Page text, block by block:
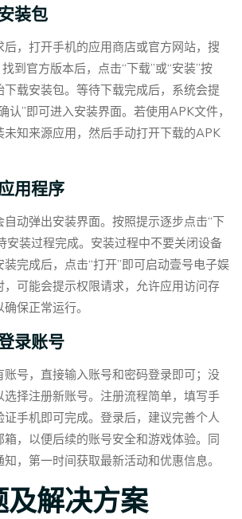
装包
，打开手机的应用商店或官方网站，搜
到官方版本后，点击“下载”或“安装”按
载安装包。等待下载完成后，系统会提
认”即可进入安装界面。若使用APK文件，
未知来源应用，然后手动打开下载的APK
用程序
动弹出安装界面。按照提示逐步点击“下
安装过程完成。安装过程中不要关闭设备
完成后，点击“打开”即可启动壹号电子娱
可能会提示权限请求，允许应用访问存
保正常运行。
录账号
号，直接输入账号和密码登录即可；没
择注册新账号。注册流程简单，填写手
手机即可完成。登录后，建议完善个人
，以便后续的账号安全和游戏体验。同
，第一时间获取最新活动和优惠信息。
及解决方案